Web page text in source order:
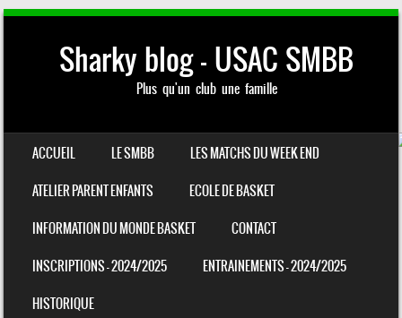
Sharky blog – USAC SMBB
Plus qu'un club une famille
MENU
SKIP TO CONTENT
ACCUEIL LE SMBB
LES MATCHS DU WEEK END
ATELIER PARENT ENFANTS
ECOLE DE BASKET
INFORMATION DU MONDE BASKET
CONTACT
INSCRIPTIONS – 2024/2025
ENTRAINEMENTS – 2024/2025
HISTORIQUE